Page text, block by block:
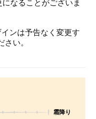
なることがございま
ンは予告なく変更す
い。
霜降り